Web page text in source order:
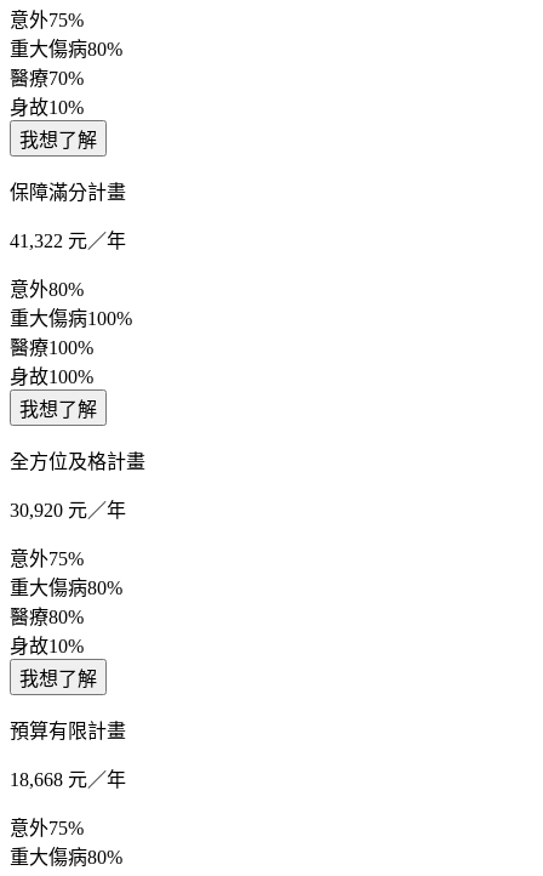
意外75%
重大傷病80%
醫療70%
身故10%
我想了解
保障滿分計畫
41,322 元／年
意外80%
重大傷病100%
醫療100%
身故100%
我想了解
全方位及格計畫
30,920 元／年
意外75%
重大傷病80%
醫療80%
身故10%
我想了解
預算有限計畫
18,668 元／年
意外75%
重大傷病80%